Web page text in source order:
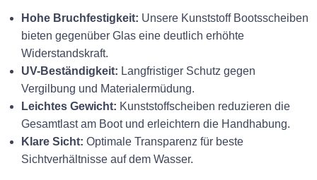
Hohe Bruchfestigkeit: Unsere Kunststoff Bootsscheiben
bieten gegenüber Glas eine deutlich erhöhte
Widerstandskraft.
UV-Beständigkeit: Langfristiger Schutz gegen
Vergilbung und Materialermüdung.
Leichtes Gewicht: Kunststoffscheiben reduzieren die
Gesamtlast am Boot und erleichtern die Handhabung.
Klare Sicht: Optimale Transparenz für beste
Sichtverhältnisse auf dem Wasser.